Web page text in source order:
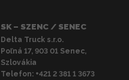
SK – SZENC / SENEC
Delta Truck s.r.o.
Poľná 17, 903 01 Senec,
Szlovákia
Telefon: +421 2 381 1 3673